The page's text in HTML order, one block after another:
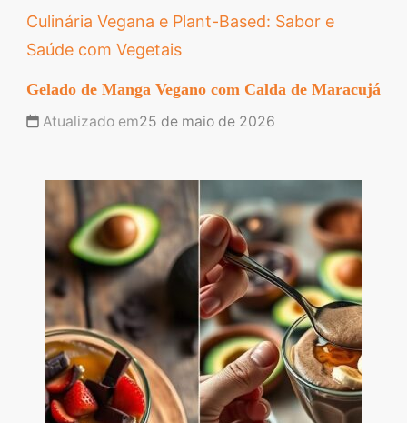
Culinária Vegana e Plant-Based: Sabor e
Saúde com Vegetais
Gelado de Manga Vegano com Calda de Maracujá
Atualizado em25 de maio de 2026